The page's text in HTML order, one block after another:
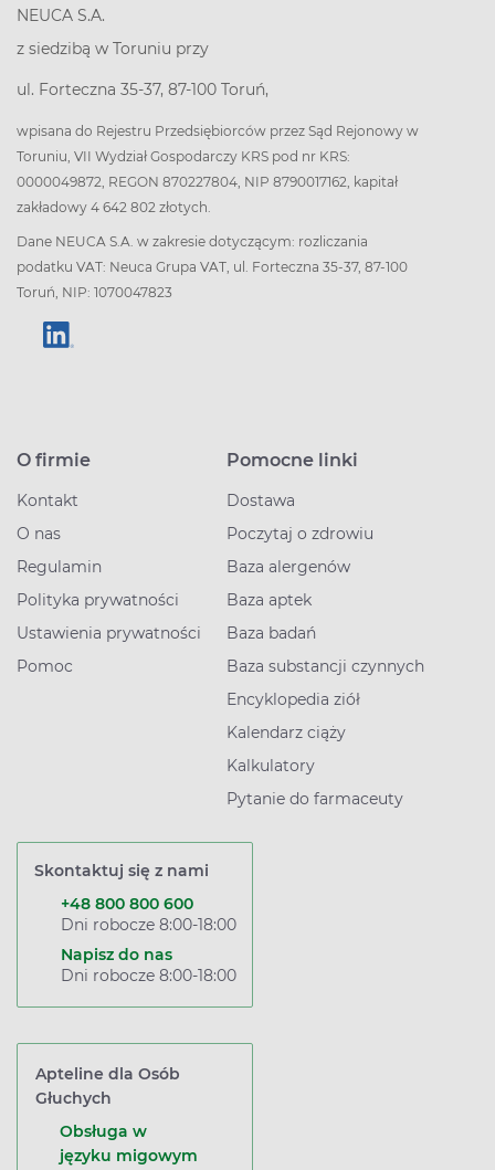
NEUCA S.A.
z siedzibą w Toruniu przy
ul. Forteczna 35-37, 87-100 Toruń,
wpisana do Rejestru Przedsiębiorców przez Sąd Rejonowy w
Toruniu, VII Wydział Gospodarczy KRS pod nr KRS:
0000049872, REGON 870227804, NIP 8790017162, kapitał
zakładowy 4 642 802 złotych.
Dane NEUCA S.A. w zakresie dotyczącym: rozliczania
podatku VAT: Neuca Grupa VAT, ul. Forteczna 35-37, 87-100
Toruń, NIP: 1070047823
O firmie
Kontakt
O nas
Regulamin
Polityka prywatności
Ustawienia prywatności
Pomoc
Pomocne linki
Dostawa
Poczytaj o zdrowiu
Baza alergenów
Baza aptek
Baza badań
Baza substancji czynnych
Encyklopedia ziół
Kalendarz ciąży
Kalkulatory
Pytanie do farmaceuty
Skontaktuj się z nami
+48 800 800 600
Dni robocze 8:00-18:00
Napisz do nas
Dni robocze 8:00-18:00
Apteline dla Osób
Głuchych
Obsługa w
języku migowym